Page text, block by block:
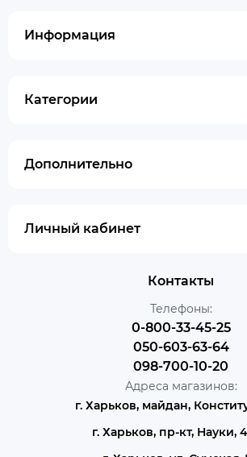
Информация
Категории
Дополнительно
Личный кабинет
Контакты
Телефоны:
0-800-33-45-25
050-603-63-64
098-700-10-20
Адреса магазинов:
г. Харьков, майдан,
г. Харьков, пр-кт, Науки,